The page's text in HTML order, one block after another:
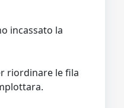
incassato la
riordinare le fila